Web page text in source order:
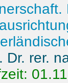
Dr. rer.